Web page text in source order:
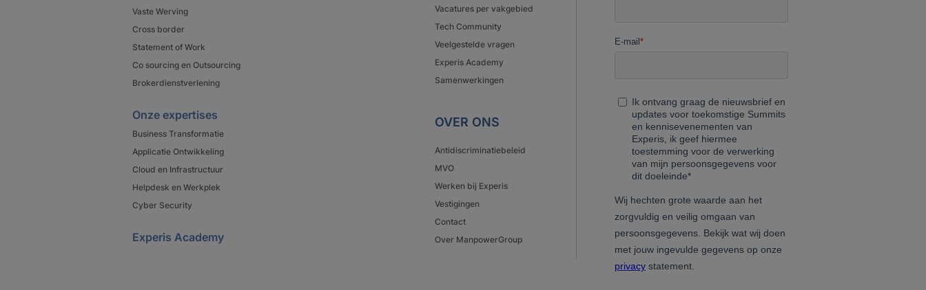
Vaste Werving
Cross border
Statement of Work
Co sourcing en Outsourcing
Brokerdienstverlening
Onze expertises
Business Transformatie
Applicatie Ontwikkeling
Cloud en Infrastructuur
Helpdesk en Werkplek
Cyber Security
Experis Academy
Vacatures per vakgebied
Tech Community
Veelgestelde vragen
Experis Academy
Samenwerkingen
OVER ONS
Antidiscriminatiebeleid
MVO
Werken bij Experis
Vestigingen
Contact
Over ManpowerGroup